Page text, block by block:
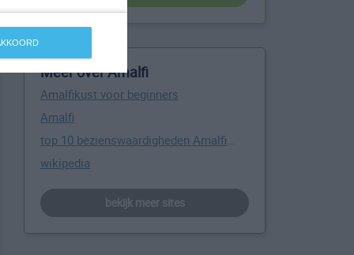
Meer over Amalfi
Amalfikust voor beginners
Amalfi
top 10 bezienswaardigheden Amalfikust
wikipedia
bekijk meer sites